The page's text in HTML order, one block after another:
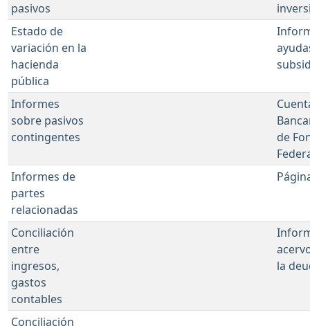
pasivos
Estado de
variación en la
hacienda
pública
Informes
sobre pasivos
contingentes
de
Informes de
partes
relacionadas
Conciliación
entre
ingresos,
gastos
contables
la
Conciliación